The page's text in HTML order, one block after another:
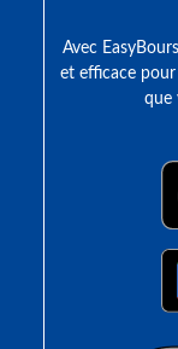
Avec
et efficace pour
que